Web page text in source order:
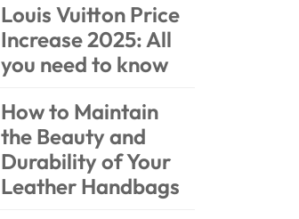
Louis Vuitton Price
Increase 2025: All
you need to know
How to Maintain
the Beauty and
Durability of Your
Leather Handbags